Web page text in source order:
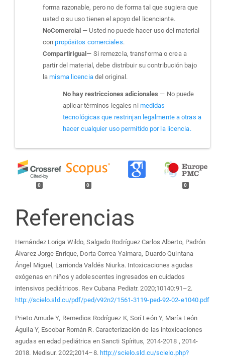
forma razonable, pero no de forma tal que sugiera que
usted o su uso tienen el apoyo del licenciante.
NoComercial — Usted no puede hacer uso del material
conpropósitos comerciales.
CompartirIgual — Si remezcla, transforma o crea a
partir del material, debe distribuir su contribución bajo
lamisma licenciadel original.
No hay restricciones adicionales — No puede
aplicar términos legales ni medidas
tecnológicas que restrinjan legalmente a otras a
hacer cualquier uso permitido por la licencia.
0 0 0
Referencias
Hernández Loriga Wildo, Salgado Rodríguez Carlos Alberto, Padrón
Álvarez Jorge Enrique, Dorta Correa Yaimara, Duardo Quintana
Ángel Miguel, Larrionda Valdés Niurka. Intoxicaciones agudas
exógenas en niños y adolescentes ingresados en cuidados
intensivos pediátricos. Rev Cubana Pediatr. 2020;10140:91–2.
http://scielo.sld.cu/pdf/ped/v92n2/1561-3119-ped-92-02-e1040.pdf
Prieto Amude Y, Remedios Rodríguez K, Sorí León Y, María León
Águila Y, Escobar Román R. Caracterización de las intoxicaciones
agudas en edad pediátrica en Sancti Spíritus, 2014-2018 , 2014-
2018. Medisur. 2022;2014–8. http://scielo.sld.cu/scielo.php?